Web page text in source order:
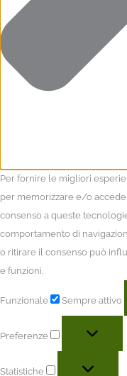
Per fornire le migliori
per memorizzare e/o
consenso a queste
comportamento di
o ritirare il consenso può
e funzioni.
Funzionale Sempre attivo
Preferenze
Statistiche